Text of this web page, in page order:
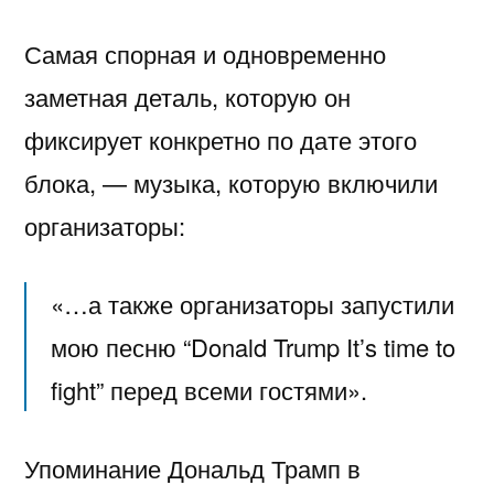
Самая спорная и одновременно
заметная деталь, которую он
фиксирует конкретно по дате этого
блока, — музыка, которую включили
организаторы:
«…а также организаторы запустили
мою песню “Donald Trump It’s time to
fight” перед всеми гостями».
УпоминаниеДональд Трамп в